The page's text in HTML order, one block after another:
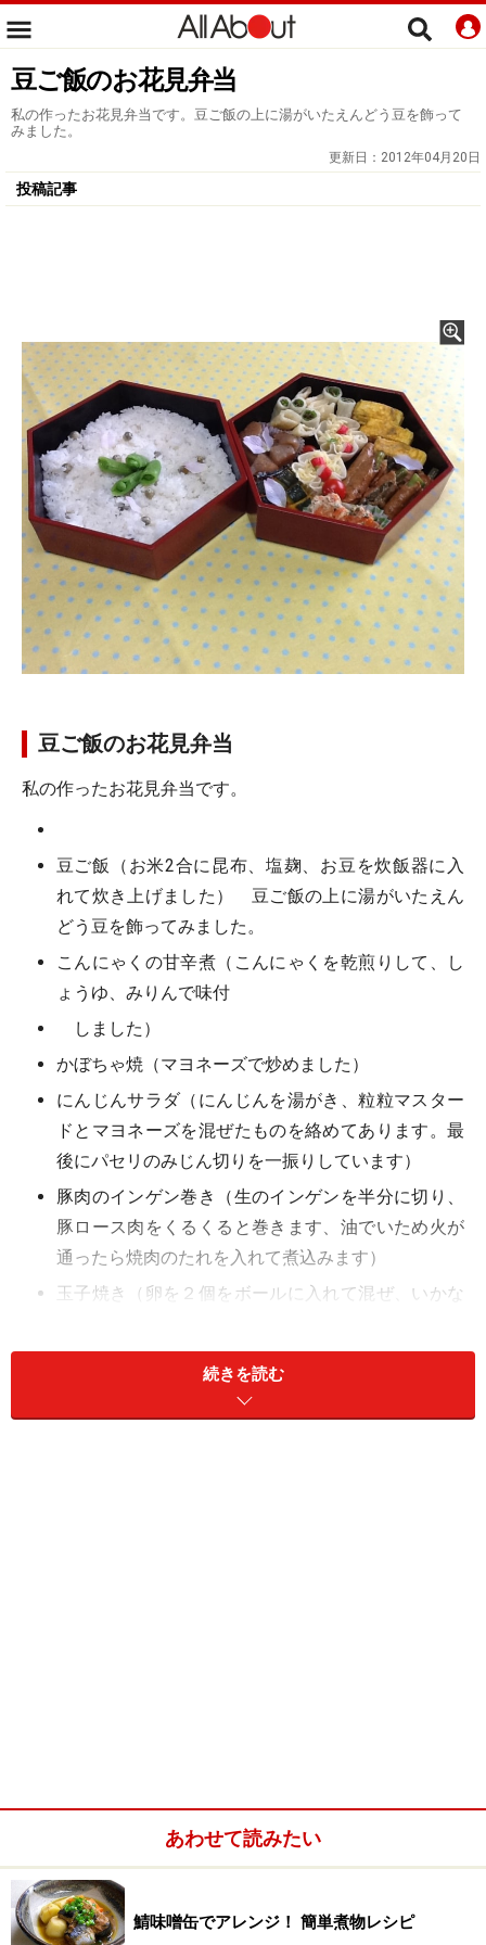
豆ご飯のお花見弁当
私の作ったお花見弁当です。豆ご飯の上に湯がいたえんどう豆を飾って
みました。
更新日： 2012年04月20日
投稿記事
豆ご飯のお花見弁当
私の作ったお花見弁当です。
豆ご飯（お米2合に昆布、塩麹、お豆を炊飯器に入
れて炊き上げました） 豆ご飯の上に湯がいたえん
どう豆を飾ってみました。
こんにゃくの甘辛煮（こんにゃくを乾煎りして、し
ょうゆ、みりんで味付
しました）
かぼちゃ焼（マヨネーズで炒めました）
にんじんサラダ（にんじんを湯がき、粒粒マスター
ドとマヨネーズを混ぜたものを絡めてあります。最
後にパセリのみじん切りを一振りしています）
豚肉のインゲン巻き（生のインゲンを半分に切り、
豚ロース肉をくるくると巻きます、油でいため火が
通ったら焼肉のたれを入れて煮込みます）
玉子焼き（卵を２個をボールに入れて混ぜ、いかな
れ、オーブン１８０度で６分程焼きます。マカロニ
をゆで、お酢少々に、マヨネーズ、塩、故障で味を
※衛生面および保存状態に起因して食中毒や体調不良を引き起こ
す場合があります。必ず清潔な状態で、正しい方法で行い、なる
べく早めにお召し上がりください。また、持ち運びの際は保存方
法に注意してください。
続きを読む
あわせて読みたい
鯖味噌缶でアレンジ！ 簡単煮物レシピ